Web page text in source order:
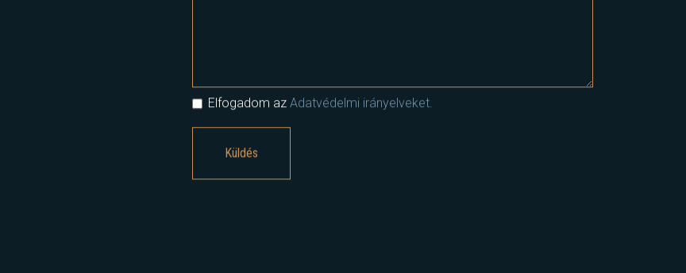
Elfogadom azAdatvédelmi irányelveket.